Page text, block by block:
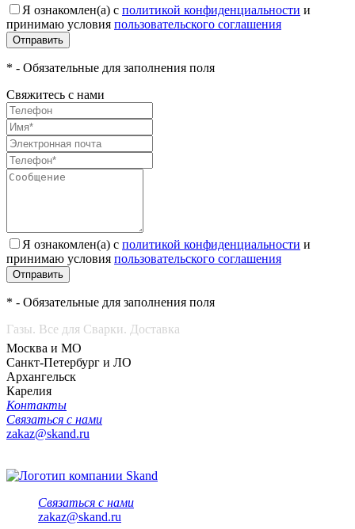
Я ознакомлен(а) с политикой конфиденциальности и
принимаю условия пользовательского соглашения
Отправить
* - Обязательные для заполнения поля
Свяжитесь с нами
Я ознакомлен(а) с политикой конфиденциальности и
принимаю условия пользовательского соглашения
Отправить
* - Обязательные для заполнения поля
Газы. Все для Сварки. Доставка
Москва и МО
Санкт-Петербург и ЛО
Архангельск
Карелия
Контакты
Связаться с нами
zakaz@skand.ru
Связаться с нами
zakaz@skand.ru